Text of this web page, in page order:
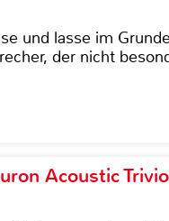
und lasse im
der nicht
Acoustic